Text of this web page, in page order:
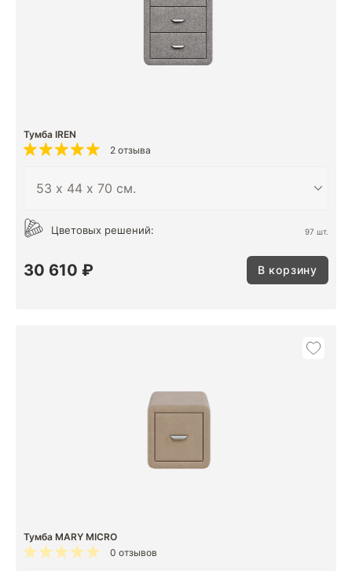
Тумба IREN
2 отзыва
Цветовых решений: 97 шт.
30 610 ₽ В корзину
Тумба MARY MICRO
0 отзывов